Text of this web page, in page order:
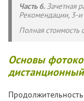
Часть 6. Зачетная
Рекомендации, 3-и
Полная стоимость
Основы